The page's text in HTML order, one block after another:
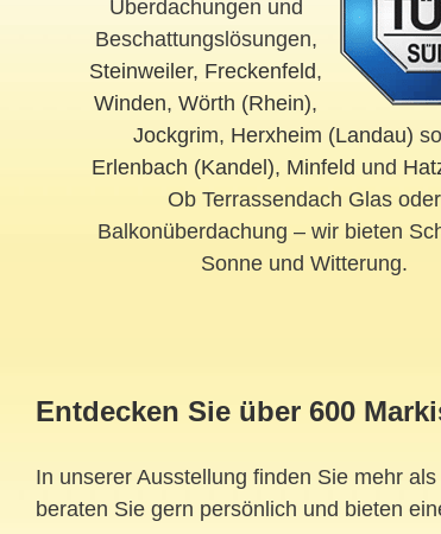
Überdachungen und
Beschattungslösungen,
Steinweiler, Freckenfeld,
Winden,Wörth (Rhein),
Jockgrim, Herxheim (Landau)
Erlenbach (Kandel), Minfeld und
Ob Terrassendach Glas oder
Balkonüberdachung – wir bieten
Sonne und Witterung.
Entdecken Sie über 600
In unserer Ausstellung finden Sie mehr
beraten Sie gern persönlich und bieten